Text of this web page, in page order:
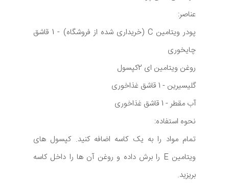
عناصر:
پودر ویتامین C (خریداری شده از فروشگاه) - 1 قاشق
چایخوری
روغن ویتامین ای 2کپسول
گلیسیرین - 1 قاشق غذاخوری
آب مقطر - 1 قاشق غذاخوری
نحوه استفاده:
تمام مواد را به یک کاسه اضافه کنید. کپسول های
ویتامین E را برش داده و روغن آن ها را داخل کاسه
بریزید.